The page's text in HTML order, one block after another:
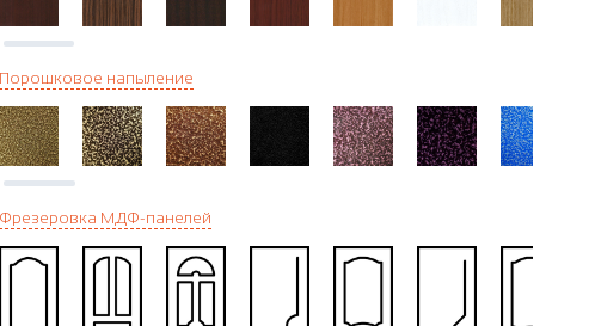
Порошковое напыление
Фрезеровка МДФ-панелей